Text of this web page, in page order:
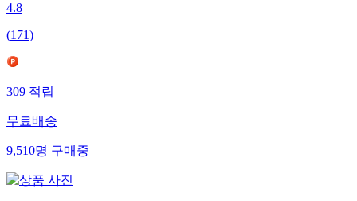
4.8
(171)
309적립
무료배송
9,510명구매중